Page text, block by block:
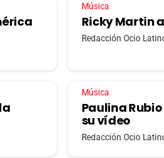
Música
Ricky Martin
Redacción Ocio
Música
Paulina
su vídeo
Redacción Ocio